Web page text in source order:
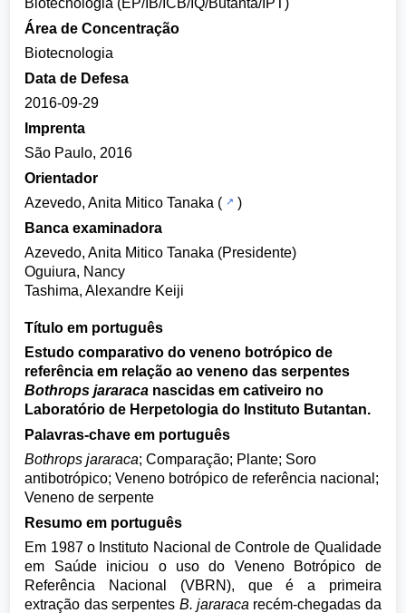
Biotecnologia (EP/IB/ICB/IQ/Butantã/IPT)
Área de Concentração
Biotecnologia
Data de Defesa
2016-09-29
Imprenta
São Paulo, 2016
Orientador
Azevedo, Anita Mitico Tanaka (
)
Banca examinadora
Azevedo, Anita Mitico Tanaka (Presidente)
Oguiura, Nancy
Tashima, Alexandre Keiji
Título em português
Estudo comparativo do veneno botrópico de
referência em relação ao veneno das serpentes
Bothrops jararaca nascidas em cativeiro no
Laboratório de Herpetologia do Instituto Butantan.
Palavras-chave em português
Bothrops jararaca; Comparação; Plante; Soro
antibotrópico; Veneno botrópico de referência nacional;
Veneno de serpente
Resumo em português
Em 1987 o Instituto Nacional de Controle de Qualidade
em Saúde iniciou o uso do Veneno Botrópico de
Referência Nacional (VBRN), que é a primeira
extração das serpentes B. jararaca recém-chegadas da